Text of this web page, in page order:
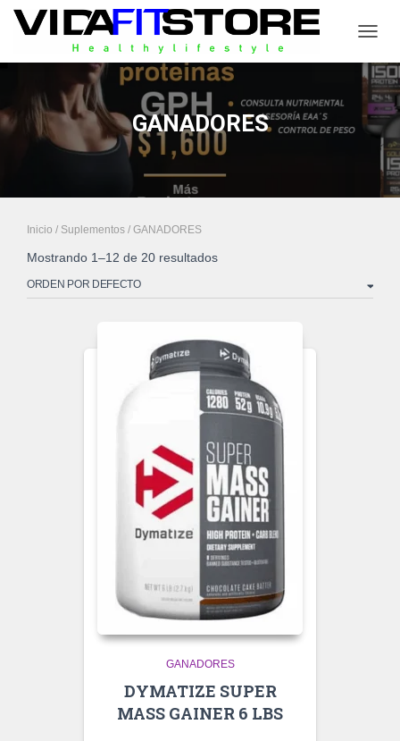
GANADORES
Inicio / Suplementos / GANADORES
Mostrando 1–12 de 20 resultados
GANADORES
DYMATIZE SUPER
MASS GAINER 6 LBS